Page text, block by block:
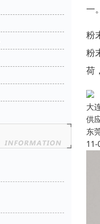
一
粉
粉
荷
大
供
东
11-